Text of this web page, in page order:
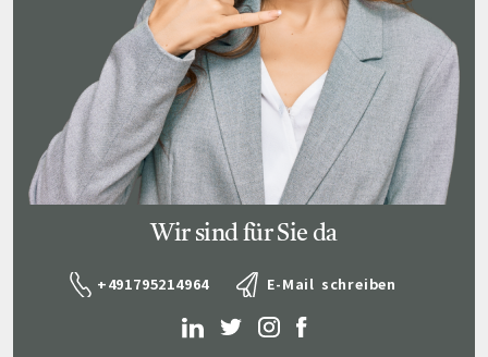
Wir sind für Sie da
+491795214964 E-Mail schreiben